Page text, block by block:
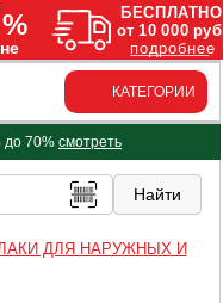
КАТЕГОРИИ
до 70% смотреть
ДЛЯ НАРУЖНЫХ И